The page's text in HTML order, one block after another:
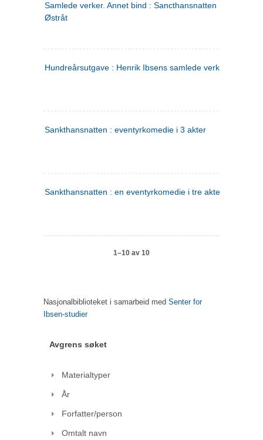
Samlede verker. Annet bind : Sancthansnatten ; Fru Inger
Østråt
Hundreårsutgave : Henrik Ibsens samlede verker. 2
Sankthansnatten : eventyrkomedie i 3 akter
Sankthansnatten : en eventyrkomedie i tre akter
1–10 av 10
Nasjonalbiblioteket i samarbeid med Senter for
Ibsen-studier
Avgrens søket
Materialtyper
År
Forfatter/person
Omtalt navn